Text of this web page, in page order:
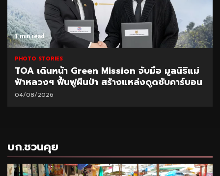
1 min read
PHOTO STORIES
TOA เดินหน้า Green Mission จับมือ มูลนิธิแม่
ฟ้าหลวงฯ ฟื้นฟูผืนป่า สร้างแหล่งดูดซับคาร์บอน
04/08/2026
บก.ชวนคุย